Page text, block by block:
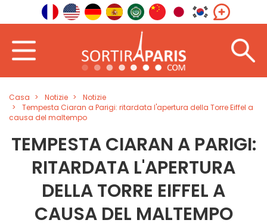
Casa Notizie
Notizie
Tempesta Ciaran a Parigi: ritardata l'apertura della Torre Eiffel a
causa del maltempo
TEMPESTA CIARAN A PARIGI:
RITARDATA L'APERTURA
DELLA TORRE EIFFEL A
CAUSA DEL MALTEMPO